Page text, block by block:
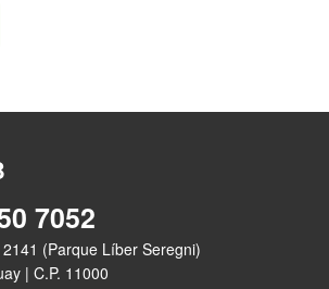
7052
(Parque Líber Seregni)
| C.P. 11000